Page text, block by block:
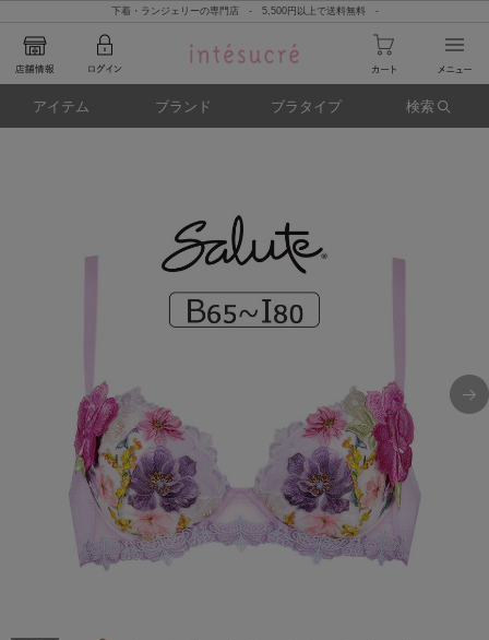
下着・ランジェリーの専門店 - 5,500円以上で送料無料 -
アイテム ブランド ブラタイプ 検索